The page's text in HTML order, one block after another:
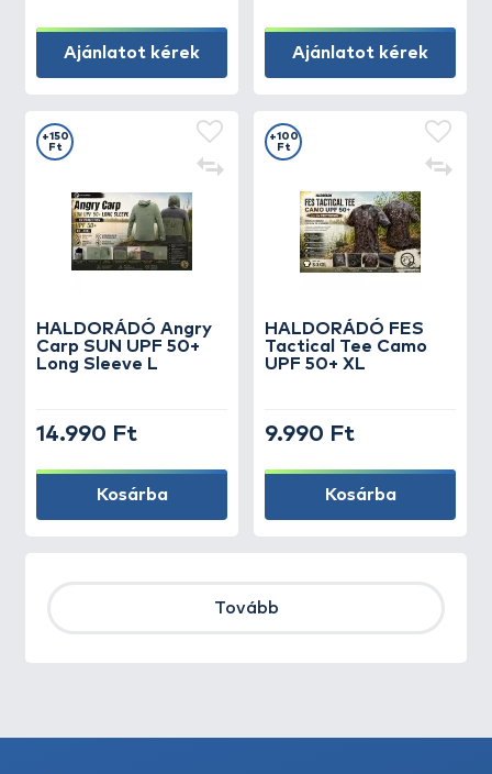
Ajánlatot kérek Ajánlatot kérek
HALDORÁDÓ Angry
Carp SUN UPF 50+
Long Sleeve L
+150
Ft
14.990 Ft
Kosárba
HALDORÁDÓ FES
Tactical Tee Camo
UPF 50+ XL
+100
Ft
9.990 Ft
Kosárba
Tovább